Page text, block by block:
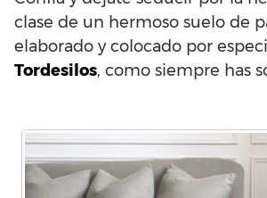
clase de un hermoso suelo de
elaborado y colocado por
Tordesilos, como siempre has